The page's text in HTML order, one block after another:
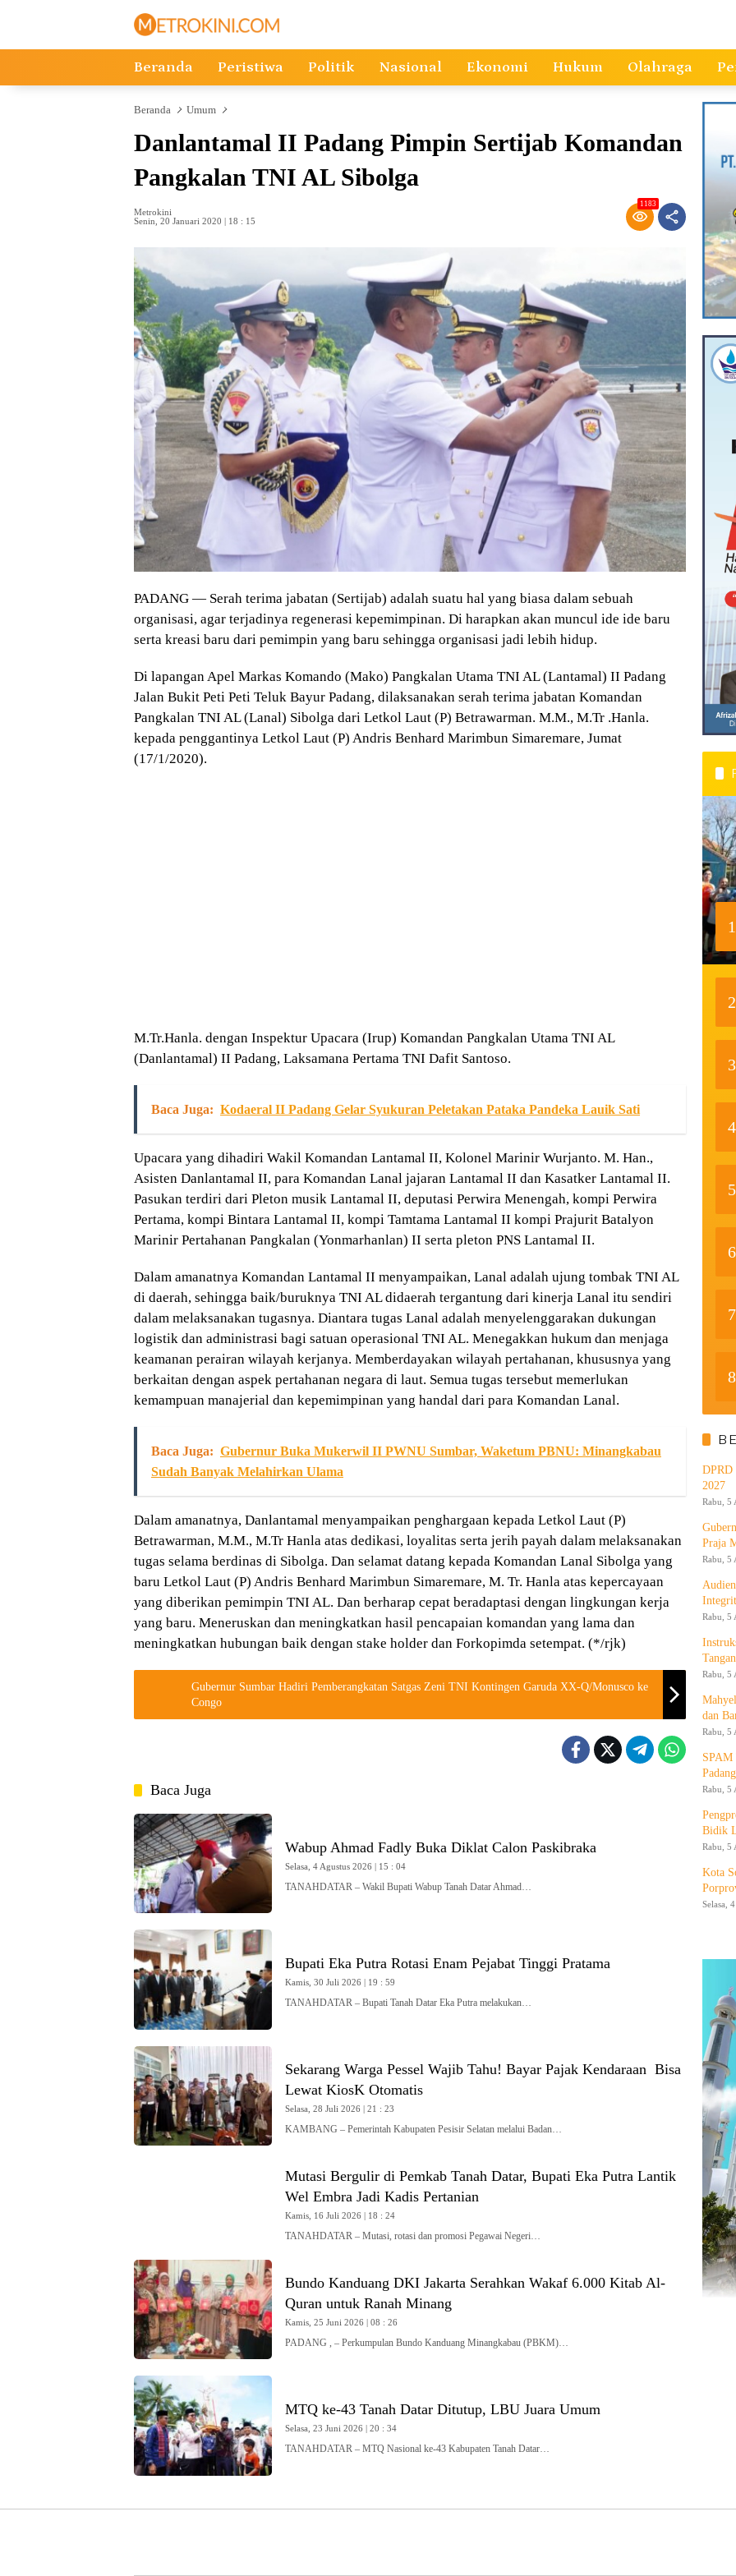
Beranda Peristiwa Politik Nasional Ekonomi Hukum Olahraga
Beranda Umum
Danlantamal II Padang Pimpin Sertijab Komandan
Pangkalan TNI AL Sibolga
Metrokini
Senin, 20 Januari 2020 | 18 : 15
1183
PADANG — Serah terima jabatan (Sertijab) adalah suatu hal yang biasa dalam sebuah
organisasi, agar terjadinya regenerasi kepemimpinan. Di harapkan akan muncul ide ide baru
serta kreasi baru dari pemimpin yang baru sehingga organisasi jadi lebih hidup.
Di lapangan Apel Markas Komando (Mako) Pangkalan Utama TNI AL (Lantamal) II Padang
Jalan Bukit Peti Peti Teluk Bayur Padang, dilaksanakan serah terima jabatan Komandan
Pangkalan TNI AL (Lanal) Sibolga dari Letkol Laut (P) Betrawarman. M.M., M.Tr .Hanla.
kepada penggantinya Letkol Laut (P) Andris Benhard Marimbun Simaremare, Jumat
(17/1/2020).
M.Tr.Hanla. dengan Inspektur Upacara (Irup) Komandan Pangkalan Utama TNI AL
(Danlantamal) II Padang, Laksamana Pertama TNI Dafit Santoso.
Baca Juga: Kodaeral II Padang Gelar Syukuran Peletakan Pataka Pandeka Lauik Sati
Upacara yang dihadiri Wakil Komandan Lantamal II, Kolonel Marinir Wurjanto. M. Han.,
Asisten Danlantamal II, para Komandan Lanal jajaran Lantamal II dan Kasatker Lantamal II.
Pasukan terdiri dari Pleton musik Lantamal II, deputasi Perwira Menengah, kompi Perwira
Pertama, kompi Bintara Lantamal II, kompi Tamtama Lantamal II kompi Prajurit Batalyon
Marinir Pertahanan Pangkalan (Yonmarhanlan) II serta pleton PNS Lantamal II.
Dalam amanatnya Komandan Lantamal II menyampaikan, Lanal adalah ujung tombak TNI AL
di daerah, sehingga baik/buruknya TNI AL didaerah tergantung dari kinerja Lanal itu sendiri
dalam melaksanakan tugasnya. Diantara tugas Lanal adalah menyelenggarakan dukungan
logistik dan administrasi bagi satuan operasional TNI AL. Menegakkan hukum dan menjaga
keamanan perairan wilayah kerjanya. Memberdayakan wilayah pertahanan, khususnya yang
berkaitan dengan aspek pertahanan negara di laut. Semua tugas tersebut memerlukan
kemampuan manajerial dan kepemimpinan yang handal dari para Komandan Lanal.
Baca Juga: Gubernur Buka Mukerwil II PWNU Sumbar, Waketum PBNU: Minangkabau
Sudah Banyak Melahirkan Ulama
Dalam amanatnya, Danlantamal menyampaikan penghargaan kepada Letkol Laut (P)
Betrawarman, M.M., M.Tr Hanla atas dedikasi, loyalitas serta jerih payah dalam melaksanakan
tugas selama berdinas di Sibolga. Dan selamat datang kepada Komandan Lanal Sibolga yang
baru Letkol Laut (P) Andris Benhard Marimbun Simaremare, M. Tr. Hanla atas kepercayaan
yang diberikan pemimpin TNI AL. Dan berharap cepat beradaptasi dengan lingkungan kerja
yang baru. Meneruskan dan meningkatkan hasil pencapaian komandan yang lama dan
meningkatkan hubungan baik dengan stake holder dan Forkopimda setempat. (*/rjk)
Gubernur Sumbar Hadiri Pemberangkatan Satgas Zeni TNI Kontingen Garuda XX-Q/Monusco ke
Congo
Baca Juga
Wabup Ahmad Fadly Buka Diklat Calon Paskibraka
Selasa, 4 Agustus 2026 | 15 : 04
TANAHDATAR – Wakil Bupati Wabup Tanah Datar Ahmad…
Bupati Eka Putra Rotasi Enam Pejabat Tinggi Pratama
Kamis, 30 Juli 2026 | 19 : 59
TANAHDATAR – Bupati Tanah Datar Eka Putra melakukan…
Sekarang Warga Pessel Wajib Tahu! Bayar Pajak Kendaraan Bisa
Lewat KiosK Otomatis
Selasa, 28 Juli 2026 | 21 : 23
KAMBANG – Pemerintah Kabupaten Pesisir Selatan melalui Badan…
Mutasi Bergulir di Pemkab Tanah Datar, Bupati Eka Putra Lantik
Wel Embra Jadi Kadis Pertanian
Kamis, 16 Juli 2026 | 18 : 24
TANAHDATAR – Mutasi, rotasi dan promosi Pegawai Negeri…
Bundo Kanduang DKI Jakarta Serahkan Wakaf 6.000 Kitab Al-
Quran untuk Ranah Minang
Kamis, 25 Juni 2026 | 08 : 26
PADANG , – Perkumpulan Bundo Kanduang Minangkabau (PBKM)…
MTQ ke-43 Tanah Datar Ditutup, LBU Juara Umum
Selasa, 23 Juni 2026 | 20 : 34
TANAHDATAR – MTQ Nasional ke-43 Kabupaten Tanah Datar…
1
2
3
4
5
6
7
8
DPRD
2027
Rabu, 5
Praja
Rabu, 5
Rabu, 5
Rabu, 5
dan
Rabu, 5
Rabu, 5
Bidik
Rabu, 5
Kota
Selasa,